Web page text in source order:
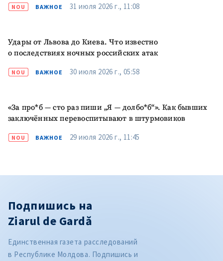
NOU ВАЖНОЕ 31 июля 2026 г., 11:08
Удары от Львова до Киева. Что известно
о последствиях ночных российских атак
NOU ВАЖНОЕ 30 июля 2026 г., 05:58
«За про*б — сто раз пиши „Я — долбо*б“». Как бывших
заключённых перевоспитывают в штурмовиков
NOU ВАЖНОЕ 29 июля 2026 г., 11:45
Подпишись на
Ziarul de Gardă
Единственная газета расследований
в Республике Молдова. Подпишись и